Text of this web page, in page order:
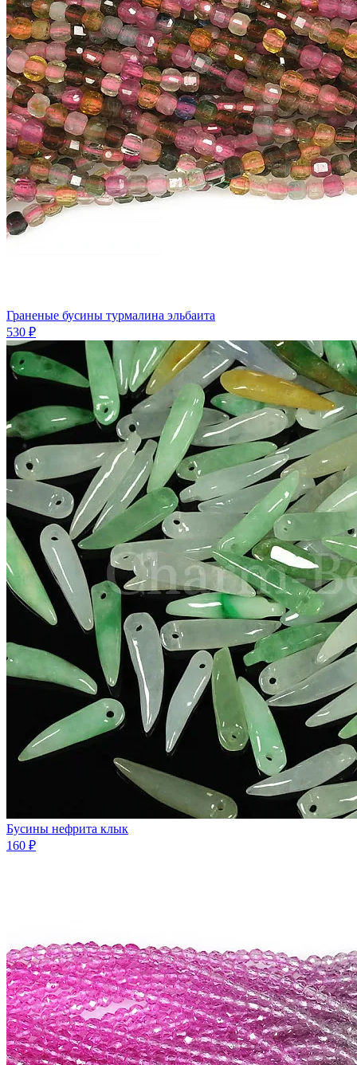
Граненые бусины турмалина эльбаита
530 ₽
Бусины нефрита клык
160 ₽